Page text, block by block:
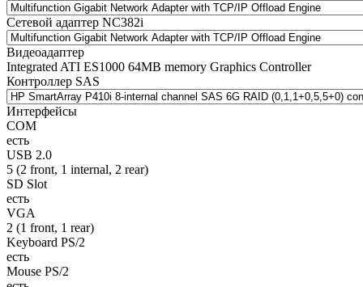
Сетевой адаптер NC382i
Видеоадаптер
Integrated ATI ES1000 64MB memory Graphics Controller
Контроллер SAS
Интерфейсы
COM
есть
USB 2.0
5 (2 front, 1 internal, 2 rear)
SD Slot
есть
VGA
2 (1 front, 1 rear)
Keyboard PS/2
есть
Mouse PS/2